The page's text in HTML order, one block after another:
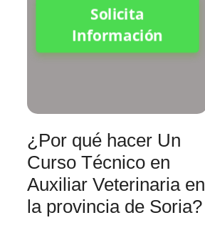
Solicita
Información
¿Por qué hacer Un
Curso Técnico en
Auxiliar Veterinaria en
la provincia de Soria?